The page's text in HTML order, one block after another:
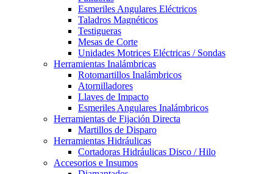
Esmeriles Angulares Eléctricos
Taladros Magnéticos
Testigueras
Mesas de Corte
Unidades Motrices Eléctricas / Sondas
Herramientas Inalámbricas
Rotomartillos Inalámbricos
Atornilladores
Llaves de Impacto
Esmeriles Angulares Inalámbricos
Herramientas de Fijación Directa
Martillos de Disparo
Herramientas Hidráulicas
Cortadoras Hidráulicas Disco / Hilo
Accesorios e Insumos